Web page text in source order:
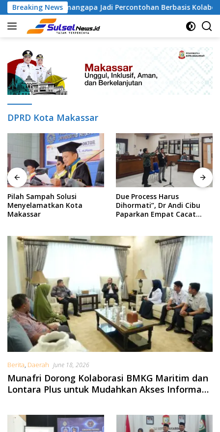
Skip
to
content
Breaking News
04 Tamangapa Jadi Percontohan Berbasis Kolaborasi Warga
DPRD Kota Makassar
Pilah Sampah Solusi
Menyelamatkan Kota
Makassar
Due Process Harus
Dihormati”, Dr Andi Cibu
Paparkan Empat Cacat
Berita Daerah June 18, 2026
Munafri Dorong Kolaborasi BMKG Maritim dan
Lontara Plus untuk Mudahkan Akses Informasi